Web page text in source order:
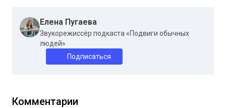
Елена Пугаева
Звукорежиссёр подкаста «Подвиги обычных
людей»
Подписаться
Комментарии